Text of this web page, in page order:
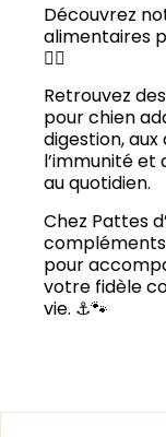
Découvrez
alimentaires
🏴‍☠️
Retrouvez
pour chien
digestion,
l’immunité
au quotidien.
Chez Pattes
pour
votre fidèle
vie. ⚓🐾